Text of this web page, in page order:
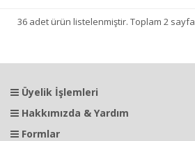
36 adet ürün listelenmiştir. Toplam 2 sayfa
Üyelik İşlemleri
Hakkımızda & Yardım
Formlar